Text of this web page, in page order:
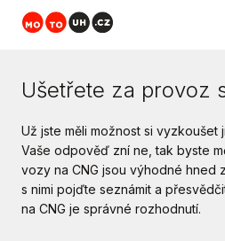
Ušetřete za provoz
Už jste měli možnost si vyzkoušet
Vaše odpověď zní ne, tak byste
vozy na CNG jsou výhodné hned
s nimi pojďte seznámit a
na CNG je správné rozhodnutí.